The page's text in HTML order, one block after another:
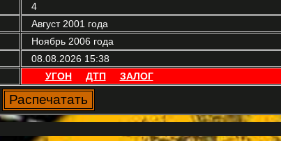
4
Август 2001 года
Ноябрь 2006 года
08.08.2026 15:38
УГОН ДТП ЗАЛОГ